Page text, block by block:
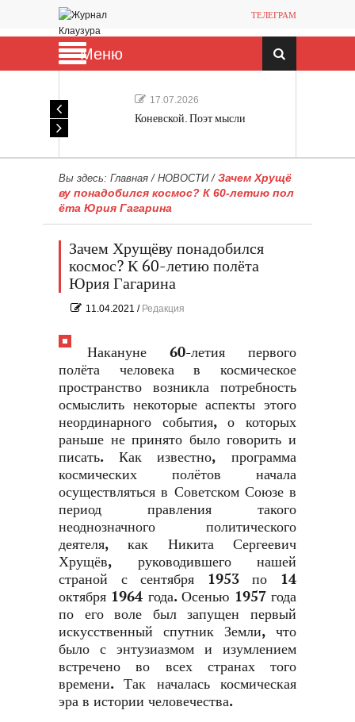
ТЕЛЕГРАМ
Меню
17.07.2026
Коневской. Поэт мысли
Вы здесь: Главная / НОВОСТИ/ Зачем Хрущё
ву понадобился космос? К 60-летию пол
ёта Юрия Гагарина
Зачем Хрущёву понадобился
космос? К 60-летию полёта
Юрия Гагарина
11.04.2021 / Редакция
Накануне 60-летия первого
полёта человека в космическое
пространство возникла потребность
осмыслить некоторые аспекты этого
неординарного события, о которых
раньше не принято было говорить и
писать. Как известно, программа
космических полётов начала
осуществляться в Советском Союзе в
период правления такого
неоднозначного политического
деятеля, как Никита Сергеевич
Хрущёв, руководившего нашей
страной с сентября 1953 по 14
октября 1964 года. Осенью 1957 года
по его воле был запущен первый
искусственный спутник Земли, что
было с энтузиазмом и изумлением
встречено во всех странах того
времени. Так началась космическая
эра в истории человечества.